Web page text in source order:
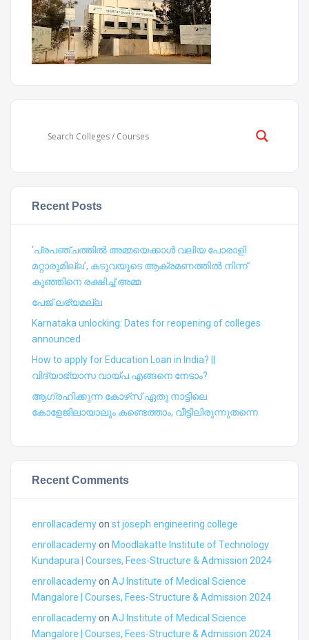
Recent Posts
‘പ്രപഞ്ചത്തില്‍ അമ്മയെക്കാള്‍ വലിയ പോരാളി
മറ്റാരുമില്ല’, കടുവയുടെ ആക്രമണത്തില്‍ നിന്ന്
കുഞ്ഞിനെ രക്ഷിച്ച് അമ്മ
പേജ് ലഭ്യമല്ല
Karnataka unlocking: Dates for reopening of colleges
announced
How to apply for Education Loan in India? ||
വിദ്യാഭ്യാസ വായ്പ എങ്ങനെ നേടാം?
ആഗ്രഹിക്കുന്ന കോഴ്‍സ് ഏതു നാട്ടിലെ
കോളേജിലായാലും കണ്ടെത്താം, വീട്ടിലിരുന്നുതന്നെ
Recent Comments
enrollacademyon st joseph engineering college
enrollacademyon Moodlakatte Institute of Technology
Kundapura | Courses, Fees-Structure & Admission 2024
enrollacademyon AJ Institute of Medical Science
Mangalore | Courses, Fees-Structure & Admission 2024
enrollacademyon AJ Institute of Medical Science
Mangalore | Courses, Fees-Structure & Admission 2024